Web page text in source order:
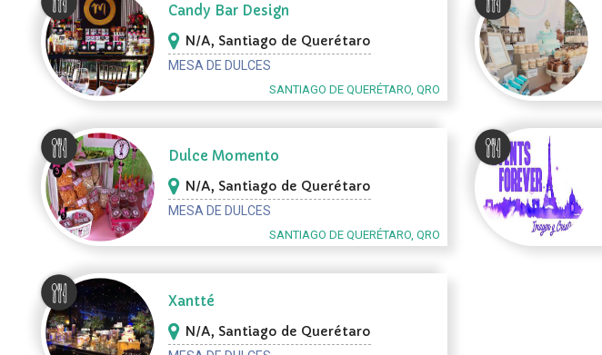
Candy Bar Design
N/A, Santiago de Querétaro
MESA DE DULCES
SANTIAGO DE QUERÉTARO, QRO
Dulce Momento
N/A, Santiago de Querétaro
MESA DE DULCES
SANTIAGO DE QUERÉTARO, QRO
Xantté
N/A, Santiago de Querétaro